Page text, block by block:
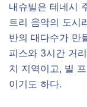
내슈빌은 테네시
트리 음악의 도시
반의 대다수가 만
피스와 3시간 거
치 지역이고, 빌
이기도 하다.